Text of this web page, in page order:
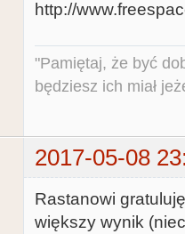
"Pamiętaj, że być
będziesz ich miał
2017-05-08
Rastanowi
większy wynik